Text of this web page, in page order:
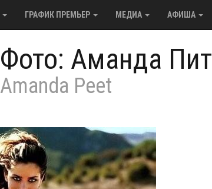
ГРАФИК ПРЕМЬЕР МЕДИА АФИША
Фото: Аманда Пит
Amanda Peet